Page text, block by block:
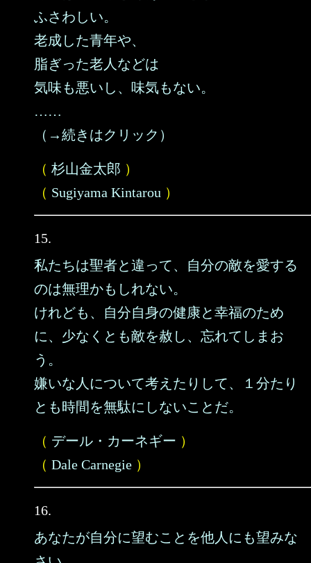
ふさわしい。
老成した青年や、
脂ぎった老人などは
気味も悪いし、味気もない。
……
（→続きはクリック）
（ 杉山金太郎 ）
（ Sugiyama Kintarou ）
15.
私たちは聖者と違って、自分の敵を愛する
のは無理かもしれない。
けれども、自分自身の健康と幸福のため
に、少なくとも敵を赦し、忘れてしまお
う。
嫌いな人について考えたりして、１分たり
とも時間を無駄にしないことだ。
（ デール・カーネギー ）
（ Dale Carnegie ）
16.
あなたが自分に望むことを他人にも望みな